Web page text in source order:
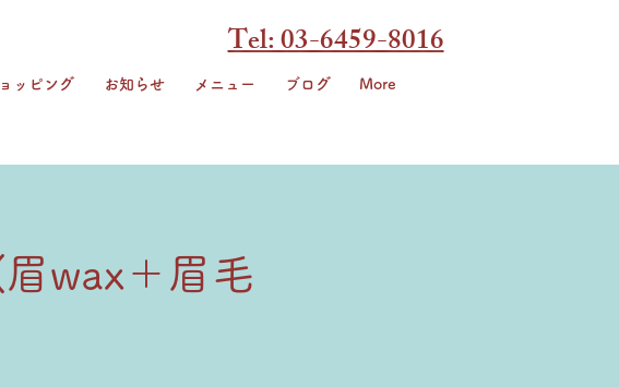
Tel: 03-6459-8016
ッピング お知らせ メニュー ブログ More
wax＋眉毛